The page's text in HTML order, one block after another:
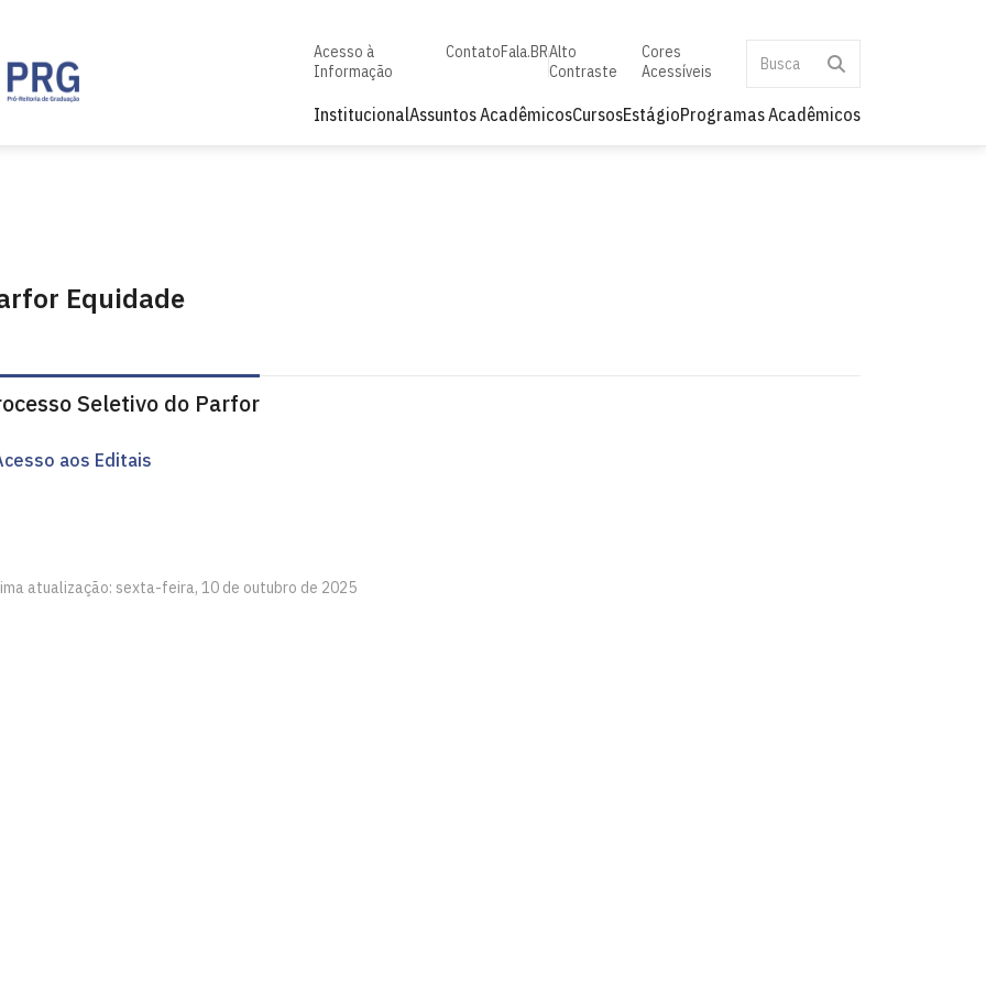
Acesso à
Informação
ContatoFala.BRAlto
Contraste
Cores
Acessíveis
InstitucionalAssuntos AcadêmicosCursosEstágioProgramas Acadêmicos
Equidade
Seletivo do Parfor
aos Editais
atualização: sexta-feira, 10 de outubro de 2025